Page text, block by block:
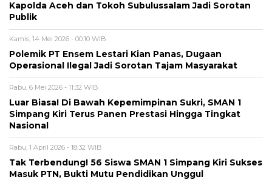
Kapolda Aceh dan Tokoh Subulussalam Jadi Sorotan
Publik
Kamis, 14 Mei 2026 - 00:10 WIB
Polemik PT Ensem Lestari Kian Panas, Dugaan
Operasional Ilegal Jadi Sorotan Tajam Masyarakat
Rabu, 6 Mei 2026 - 11:32 WIB
Luar Biasa! Di Bawah Kepemimpinan Sukri, SMAN 1
Simpang Kiri Terus Panen Prestasi Hingga Tingkat
Nasional
Rabu, 1 April 2026 - 18:32 WIB
Tak Terbendung! 56 Siswa SMAN 1 Simpang Kiri Sukses
Masuk PTN, Bukti Mutu Pendidikan Unggul